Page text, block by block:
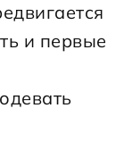
и первые